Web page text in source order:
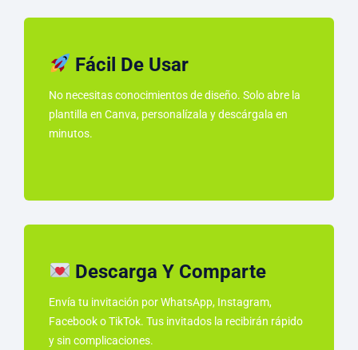
Fácil De Usar
No necesitas conocimientos de diseño. Solo abre la
plantilla en Canva, personalízala y descárgala en
minutos.
Descarga Y Comparte
Envía tu invitación por WhatsApp, Instagram,
Facebook o TikTok. Tus invitados la recibirán rápido
y sin complicaciones.